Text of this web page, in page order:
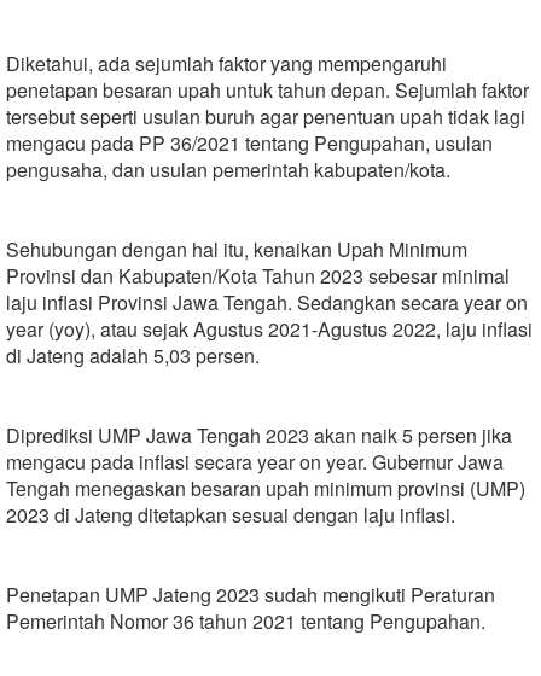
Diketahui, ada sejumlah faktor yang mempengaruhi
penetapan besaran upah untuk tahun depan. Sejumlah faktor
tersebut seperti usulan buruh agar penentuan upah tidak lagi
mengacu pada PP 36/2021 tentang Pengupahan, usulan
pengusaha, dan usulan pemerintah kabupaten/kota.
Sehubungan dengan hal itu, kenaikan Upah Minimum
Provinsi dan Kabupaten/Kota Tahun 2023 sebesar minimal
laju inflasi Provinsi Jawa Tengah. Sedangkan secara year on
year (yoy), atau sejak Agustus 2021-Agustus 2022, laju inflasi
di Jateng adalah 5,03 persen.
Diprediksi UMP Jawa Tengah 2023 akan naik 5 persen jika
mengacu pada inflasi secara year on year. Gubernur Jawa
Tengah menegaskan besaran upah minimum provinsi (UMP)
2023 di Jateng ditetapkan sesuai dengan laju inflasi.
Penetapan UMP Jateng 2023 sudah mengikuti Peraturan
Pemerintah Nomor 36 tahun 2021 tentang Pengupahan.